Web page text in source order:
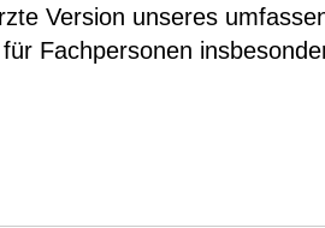
Version unseres
insbesondere